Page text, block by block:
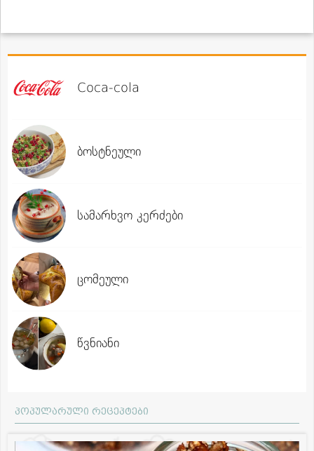
Coca-cola
ბოსტნეული
სამარხვო კერძები
ცომეული
წვნიანი
პოპულარული რეცეპტები